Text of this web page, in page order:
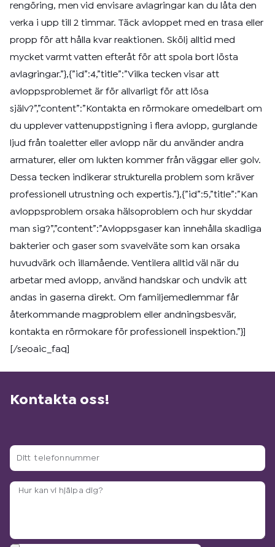
rengöring, men vid envisare avlagringar kan du låta den
verka i upp till 2 timmar. Täck avloppet med en trasa eller
propp för att hålla kvar reaktionen. Skölj alltid med
mycket varmt vatten efteråt för att spola bort lösta
avlagringar.”},{”id”:4,”title”:”Vilka tecken visar att
avloppsproblemet är för allvarligt för att lösa
själv?”,”content”:”Kontakta en rörmokare omedelbart om
du upplever vattenuppstigning i flera avlopp, gurglande
ljud från toaletter eller avlopp när du använder andra
armaturer, eller om lukten kommer från väggar eller golv.
Dessa tecken indikerar strukturella problem som kräver
professionell utrustning och expertis.”},{”id”:5,”title”:”Kan
avloppsproblem orsaka hälsoproblem och hur skyddar
man sig?”,”content”:”Avloppsgaser kan innehålla skadliga
bakterier och gaser som svavelväte som kan orsaka
huvudvärk och illamående. Ventilera alltid väl när du
arbetar med avlopp, använd handskar och undvik att
andas in gaserna direkt. Om familjemedlemmar får
återkommande magproblem eller andningsbesvär,
kontakta en rörmokare för professionell inspektion.”}]
[/seoaic_faq]
Kontakta oss!
Ditt
Arbetsbeskrivning?